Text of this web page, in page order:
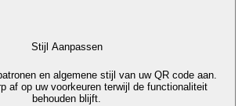
Stijl Aanpassen
en algemene stijl van uw QR code aan.
af op uw voorkeuren terwijl de functionaliteit
behouden blijft.